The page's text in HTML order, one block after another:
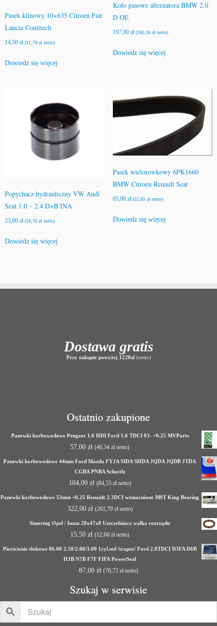
Pasek klinowy 10×635 Citroen Fiat
Lancia Contitech
14,50 zł (11,79 zł netto)
Dowiedz się więcej
Koło pasowe alternatora BMW 2.0
D OE
197,00 zł (160,16 złnetto)
Dowiedz się więcej
Popychacz hydrauliczny VW Audi
Seat 1.0 – 2.4 D+B INA
23,00 zł (18,70 zł netto)
Dowiedz się więcej
Pasek wielorowkowy 6PK1660
BMW Citroen Renault Seat
65,00 zł (52,85 złnetto)
Dowiedz się więcej
Dostawa gratis
Przy zakupie powyżej 1220zł(netto)
Ostatnio zakupione
Panewki korbowodowe Peugeot 1.6 HDI Ford 1.6 TDCI 03- +0.25 MVParts
57,00 zł (46,34 zł netto)
Panewki korbowodowe 44mm Ford Mazda FYJA SIDA SHDA JQDA JQDB JTDA
CGBA PNBA Schottle
104,00 zł (84,55 złnetto)
Panewki korbowodowe 53mm +0.25 Renault 2.3DCI wzmacniane M9T King Bearing
322,00 zł (261,79 złnetto)
Simering Opel / Isuzu 28x47x8 Uszczelniacz wałka rozrządu
15,50 zł (12,60 zł netto)
Pierścienie tłokowe 86.00 2.50/2.00/3.00 1cyl.std /trapez/ Ford 2.0TDCI D3FA D6B
HJB N7B F7F FIFA PowerSeal
87,00 zł (70,73 zł netto)
Szukaj w serwisie